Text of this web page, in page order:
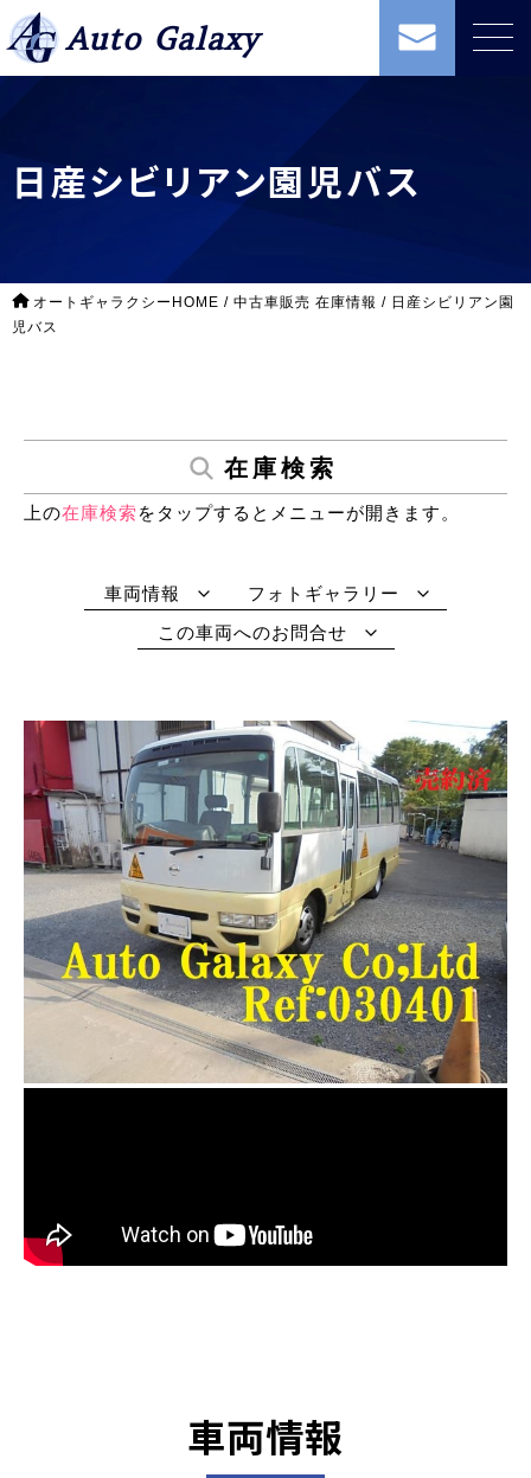
Auto Galaxy
日産シビリアン園児バス
オートギャラクシーHOME / 中古車販売 在庫情報 / 日産シビリアン園
児バス
在庫検索
上の在庫検索をタップするとメニューが開きます。
車両情報
フォトギャラリー
この車両へのお問合せ
車両情報